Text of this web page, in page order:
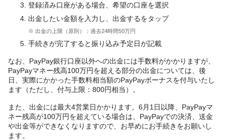
登録済み口座がある場合、希望の口座を選択
出金したい金額を入力し、出金するをタップ
※ 出金の上限（原則）：過去24時間50万円
手続きが完了すると振り込み予定日が記載
なお、PayPay銀行口座以外への出金には手数料がかかりますが、
PayPayマネー残高100万円を超える部分の出金については、後
日、実際にかかった手数料相当額のPayPayボーナスを付与いたし
ます（ただし、付与上限：800円相当）。
また、出金には最大4営業日かかります。6月1日以降、PayPayマ
ネー残高が100万円を超えている場合は、PayPayでの決済、送金
や出金等ができなくなりますので、お早めにお手続きをお願いし
ます。